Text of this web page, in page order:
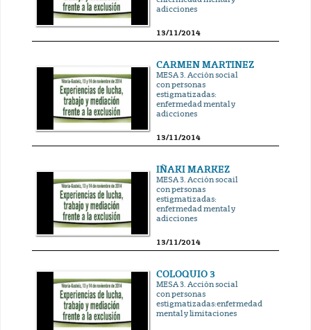
adicciones
13/11/2014
CARMEN MARTINEZ
MESA 3. Acción social
con personas
estigmatizadas:
enfermedad mental y
adicciones
13/11/2014
IÑAKI MARKEZ
MESA 3. Acción socail
con personas
estigmatizadas:
enfermedad mental y
adicciones
13/11/2014
COLOQUIO 3
MESA 3. Acción social
con personas
estigmatizadas:enfermedad
mental y limitaciones